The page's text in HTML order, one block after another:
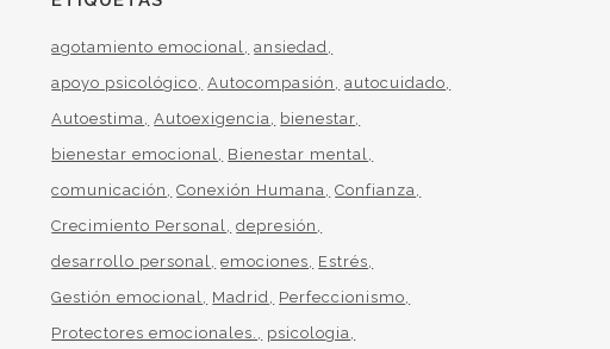
agotamiento emocional
ansiedad
apoyo psicológico
Autocompasión
autocuidado
Autoestima
Autoexigencia
bienestar
bienestar emocional
Bienestar mental
comunicación
Conexión Humana
Confianza
Crecimiento Personal
depresión
desarrollo personal
emociones
Estrés
Gestión emocional
Madrid
Perfeccionismo
Protectores emocionales.
psicologia